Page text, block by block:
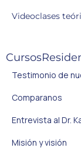
Videoclases
Testimonio de
Comparanos
Entrevista al Dr.
Misión y visión